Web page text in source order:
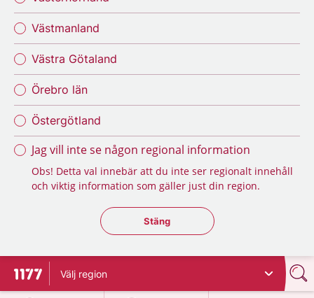
Västmanland
Västra Götaland
Örebro län
Östergötland
Jag vill inte se någon regional information
Obs! Detta val innebär att du inte ser regionalt innehåll
och viktig information som gäller just din region.
Stäng regionsväljaren
Stäng
Till startsidan för 1177
Välj region
på 1177.se
på 1177.se